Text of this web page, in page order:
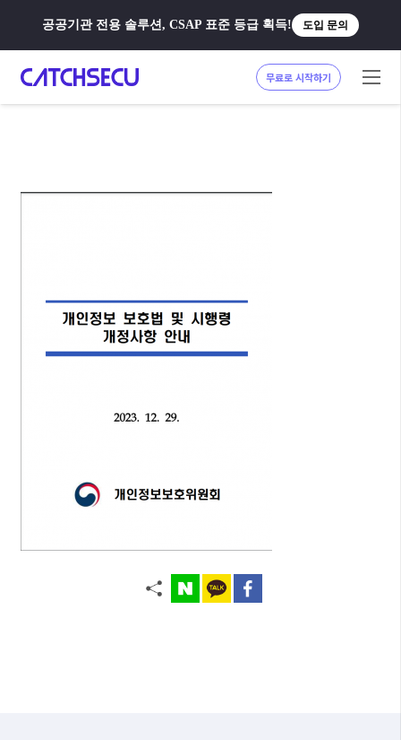
공공기관 전용 솔루션, CSAP 표준 등급 획득! 도입 문의
무료로 시작하기